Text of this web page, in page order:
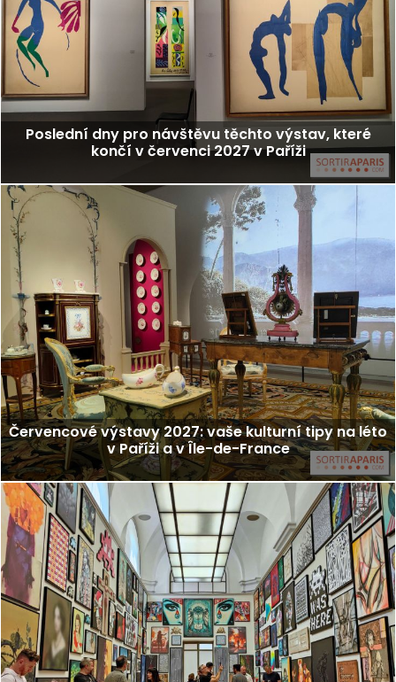
Poslední dny pro návštěvu těchto výstav, které
končí v červenci 2027 v Paříži
Červencové výstavy 2027: vaše kulturní tipy na léto
v Paříži a v Île-de-France